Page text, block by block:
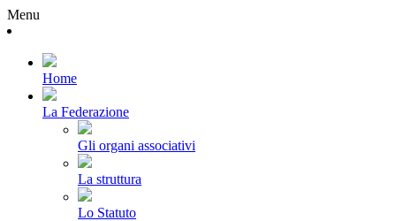
Menu
Home
La Federazione
Gli organi associativi
La struttura
Lo Statuto